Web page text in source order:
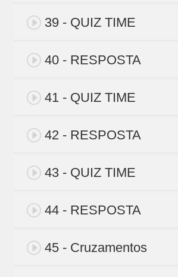
39 - QUIZ TIME
40 - RESPOSTA
41 - QUIZ TIME
42 - RESPOSTA
43 - QUIZ TIME
44 - RESPOSTA
45 - Cruzamentos